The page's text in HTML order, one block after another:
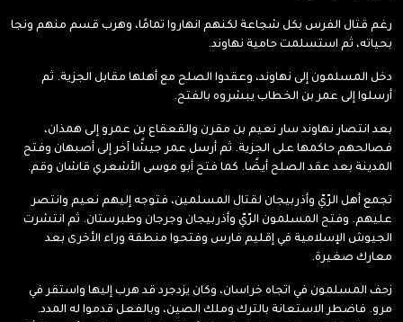
رغم قتال الفرس بكل شجاعة لكنهم انهاروا تمامًا، وهرب قسم منهم ونجا
بحياته، ثم استسلمت حامية نهاوند.
دخل المسلمون إلى نهاوند، وعقدوا الصلح مع أهلها مقابل الجزية. ثم
أرسلوا إلى عمر بن الخطاب يبشروه بالفتح.
بعد انتصار نهاوند سار نعيم بن مقرن والقعقاع بن عمرو إلى همذان،
فصالحهم حاكمها على الجزية. ثم أرسل عمر جيشًا آخر إلى أصبهان وفتح
المدينة بعد عقد الصلح أيضًا. كما فتح أبو موسى الأشعري قاشان وقم.
تجمع أهل الرّيّ وأذربيجان لقتال المسلمين، فتوجه إليهم نعيم وانتصر
عليهم. وفتح المسلمون الرّيّ وأذربيجان وجرجان وطبرستان. ثم انتشرت
الجيوش الإسلامية في إقليم فارس وفتحوا منطقة وراء الأخرى بعد
معارك صغيرة.
زحف المسلمون في اتجاه خراسان، وكان يزدجرد قد هرب إليها واستقر في
مرو. فاضطر الاستعانة بالترك وملك الصين، وبالفعل قدموا له المدد.